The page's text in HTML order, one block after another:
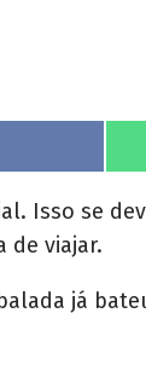
Isso se
de viajar.
já